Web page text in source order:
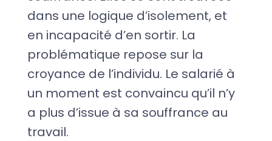
dans une logique d’isolement, et
en incapacité d’en sortir. La
problématique repose sur la
croyance de l’individu. Le salarié à
un moment est convaincu qu’il n’y
a plus d’issue à sa souffrance au
travail.